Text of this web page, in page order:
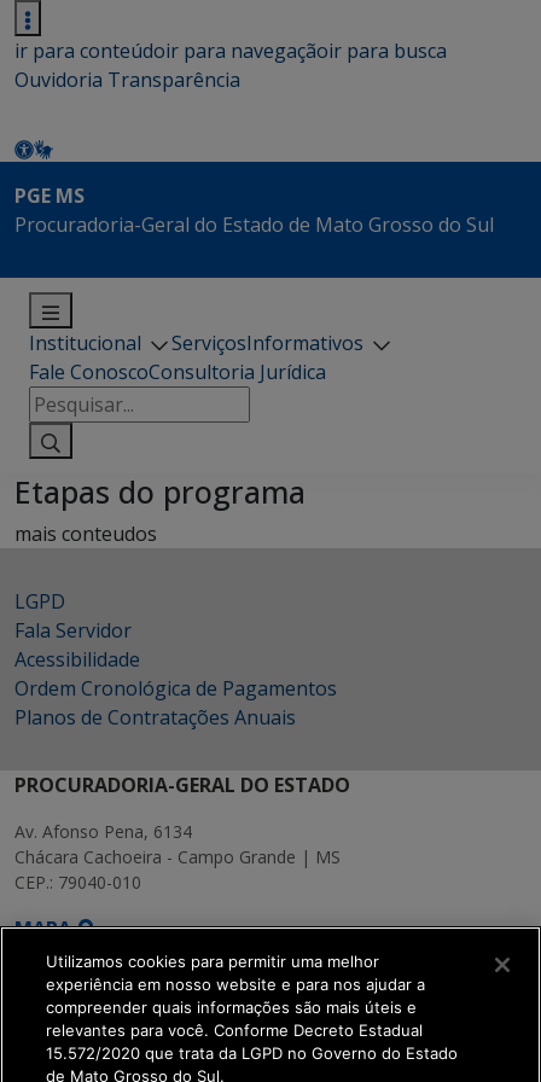
ir para conteúdoir para navegaçãoir para busca
Ouvidoria Transparência
PGE MS
Procuradoria-Geral do Estado de Mato Grosso do Sul
Institucional ServiçosInformativos
Fale ConoscoConsultoria Jurídica
Pesquisar
por:
Etapas do programa
mais conteudos
LGPD
Fala Servidor
Acessibilidade
Ordem Cronológica de Pagamentos
Planos de Contratações Anuais
PROCURADORIA-GERAL DO ESTADO
Av. Afonso Pena, 6134
Chácara Cachoeira - Campo Grande | MS
CEP.: 79040-010
MAPA
SETDIG | Secretaria-
Utilizamos cookies para permitir uma melhor
experiência em nosso website e para nos ajudar a
compreender quais informações são mais úteis e
relevantes para você. Conforme Decreto Estadual
15.572/2020 que trata da LGPD no Governo do Estado
de Mato Grosso do Sul.